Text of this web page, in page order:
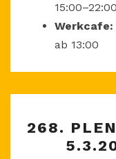
15:00–22:00
Werkcafe:
ab 13:00
268.